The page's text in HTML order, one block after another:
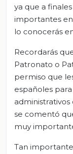
ya que a
importantes
lo conocerás
Recordarás
Patronato o
permiso que
españoles
se comentó
muy
Tan